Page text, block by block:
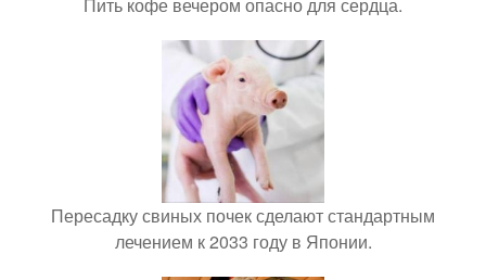
Пересадку свиных почек сделают стандартным
лечением к 2033 году в Японии.